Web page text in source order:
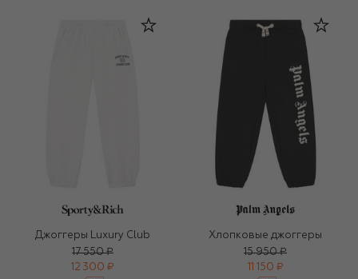
Джоггеры Luxury Club
17 550 ₽
12 300 ₽
Хлопковые джоггеры
15 950 ₽
11 150 ₽